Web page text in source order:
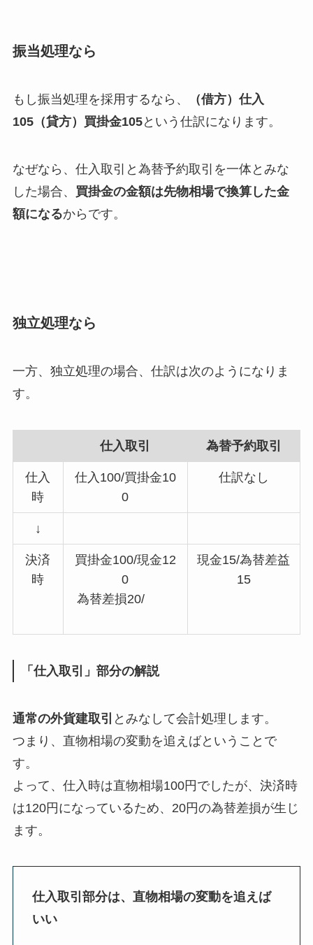
振当処理なら
もし振当処理を採用するなら、
（借方）仕入
105（貸方）買掛金105という仕訳になります。
なぜなら、仕入取引と為替予約取引を一体とみな
した場合、 買掛金の金額は先物相場で換算した金
額になるからです。
独立処理なら
一方、独立処理の場合、仕訳は次のようになりま
す。
仕入取引 為替予約取引
仕入
時
仕入100/買掛金10
0
仕訳なし
↓
決済
時
買掛金100/現金12
0
為替差損20/
現金15/為替差益
15
「仕入取引」部分の解説
通常の外貨建取引 とみなして会計処理します。
つまり、直物相場の変動を追えばということで
す。
よって、仕入時は直物相場100円でしたが、決済時
は120円になっているため、20円の為替差損が生じ
ます。
仕入取引部分は、直物相場の変動を追えば
いい